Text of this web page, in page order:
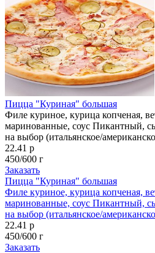
Пицца "Куриная" большая
Филе куриное, курица копченая,
маринованные, соус Пикантный,
на выбор (итальянское/
22.41 р
450/600 г
Заказать
Пицца "Куриная" большая
Филе куриное, курица копченая,
маринованные, соус Пикантный,
на выбор (итальянское/
22.41 р
450/600 г
Заказать